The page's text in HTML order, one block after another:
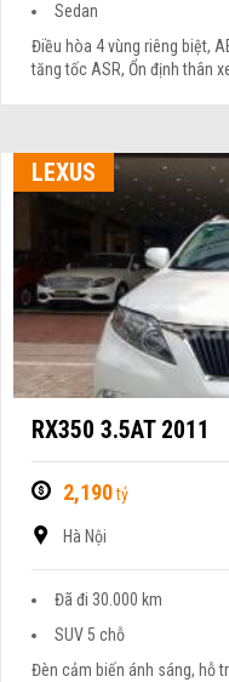
Sedan
Điều hòa 4 vùng riêng biệt,
tăng tốc ASR, Ổn định thân
LEXUS
RX350 3.5AT 2011
2,190tỷ
Hà Nội
Đã đi 30.000 km
SUV 5 chỗ
Đèn cảm biến ánh sáng, hỗ